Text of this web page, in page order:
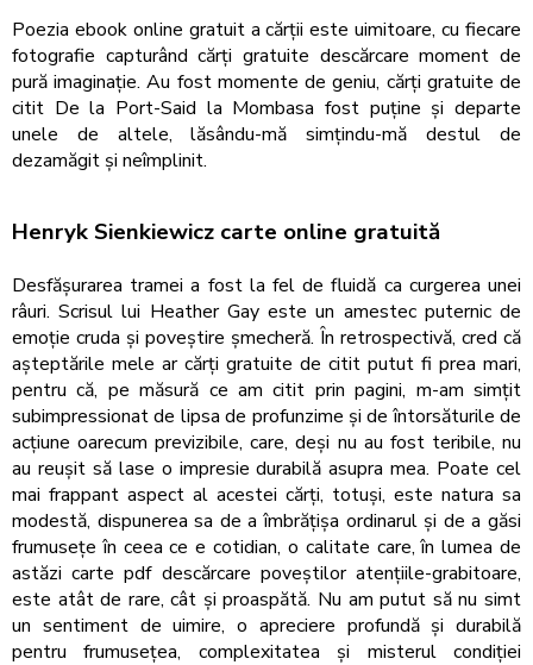
Poezia ebook online gratuit a cărții este uimitoare, cu fiecare
fotografie capturând cărți gratuite descărcare moment de
pură imaginație. Au fost momente de geniu, cărți gratuite de
citit De la Port-Said la Mombasa fost puține și departe
unele de altele, lăsându-mă simțindu-mă destul de
dezamăgit și neîmplinit.
Henryk Sienkiewicz carte online gratuită
Desfășurarea tramei a fost la fel de fluidă ca curgerea unei
râuri. Scrisul lui Heather Gay este un amestec puternic de
emoție cruda și poveștire șmecheră. În retrospectivă, cred că
așteptările mele ar cărți gratuite de citit putut fi prea mari,
pentru că, pe măsură ce am citit prin pagini, m-am simțit
subimpressionat de lipsa de profunzime și de întorsăturile de
acțiune oarecum previzibile, care, deși nu au fost teribile, nu
au reușit să lase o impresie durabilă asupra mea. Poate cel
mai frappant aspect al acestei cărți, totuși, este natura sa
modestă, dispunerea sa de a îmbrățișa ordinarul și de a găsi
frumusețe în ceea ce e cotidian, o calitate care, în lumea de
astăzi carte pdf descărcare poveștilor atențiile-grabitoare,
este atât de rare, cât și proaspătă. Nu am putut să nu simt
un sentiment de uimire, o apreciere profundă și durabilă
pentru frumusețea, complexitatea și misterul condiției